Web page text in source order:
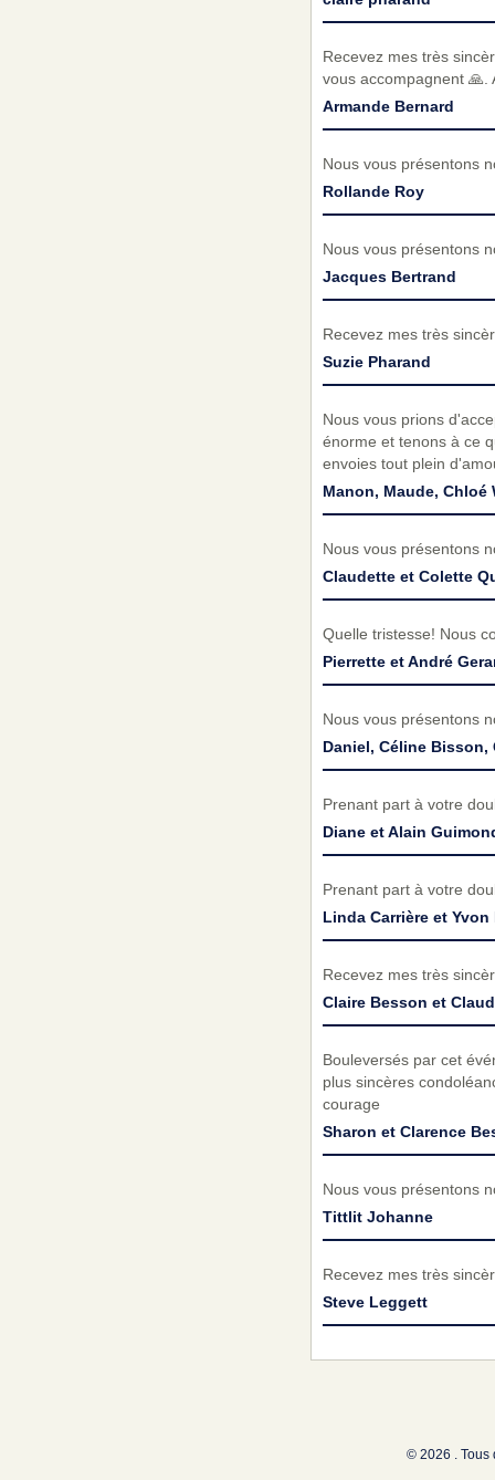
Recevez mes très
vous accompagnent 🙏.
Armande Bernard
Nous vous présentons
Rollande Roy
Nous vous présentons
Jacques Bertrand
Recevez mes très
Suzie Pharand
Nous vous prions
énorme et tenons à ce
envoies tout plein
Manon, Maude, Chloé
Nous vous présentons
Claudette et Colette
Quelle tristesse! Nous
Pierrette et André
Nous vous présentons
Daniel, Céline Bisson,
Prenant part à votre
Diane et Alain
Prenant part à votre
Linda Carrière et
Recevez mes très
Claire Besson et
Bouleversés par cet
plus sincères
courage
Sharon et Clarence
Nous vous présentons
Tittlit Johanne
Recevez mes très
Steve Leggett
© 2026 . Tous